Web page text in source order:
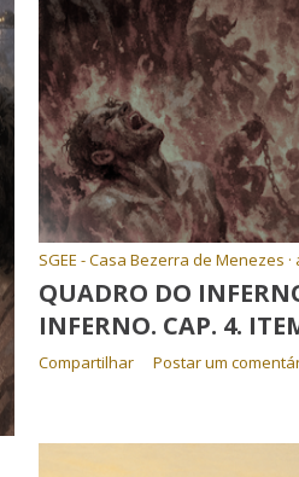
SGEE - Casa Bezerra de Menezes
QUADRO DO
INFERNO. CAP. 4.
Compartilhar Postar um